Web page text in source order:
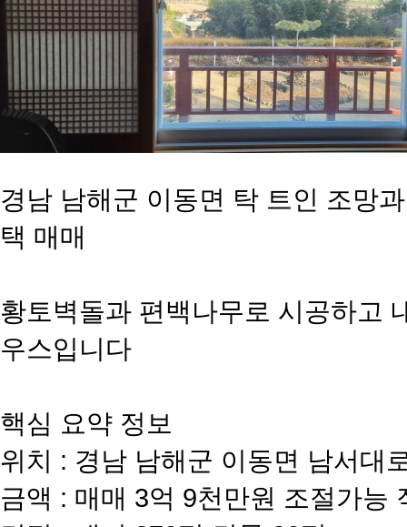
경남 남해군 이동면 탁 트인 조망
택 매매
황토벽돌과 편백나무로 시공하고
우스입니다
​핵심 요약 정보
위치 : 경남 남해군 이동면 남서대
금액 : 매매 3억 9천만원 조절가능